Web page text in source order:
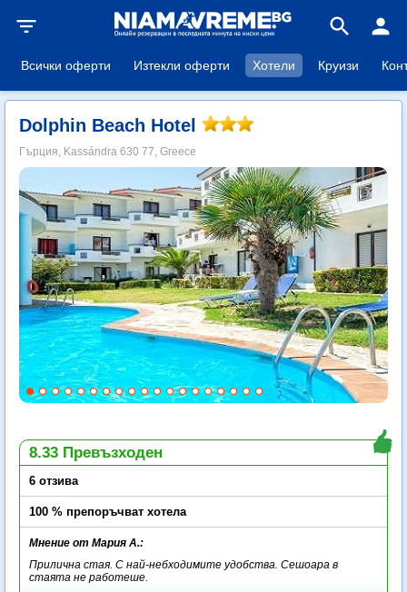
filter_list search person
Всички оферти Изтекли оферти Хотели Круизи
Dolphin Beach Hotel
Гърция, Kassándra 630 77, Greece
8.33 Превъзходен
6 отзива
100 % препоръчват хотела
Мнение от Мария А.:
Прилична стая. С най-небходимите удобства. Сешоара в
стаята не работеше.